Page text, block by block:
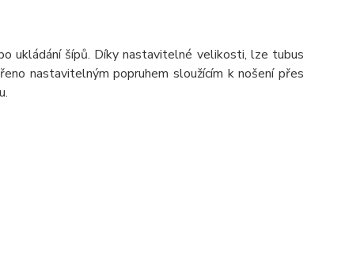
ukládání šípů. Díky nastavitelné velikosti, lze tubus
nastavitelným popruhem sloužícím k nošení přes